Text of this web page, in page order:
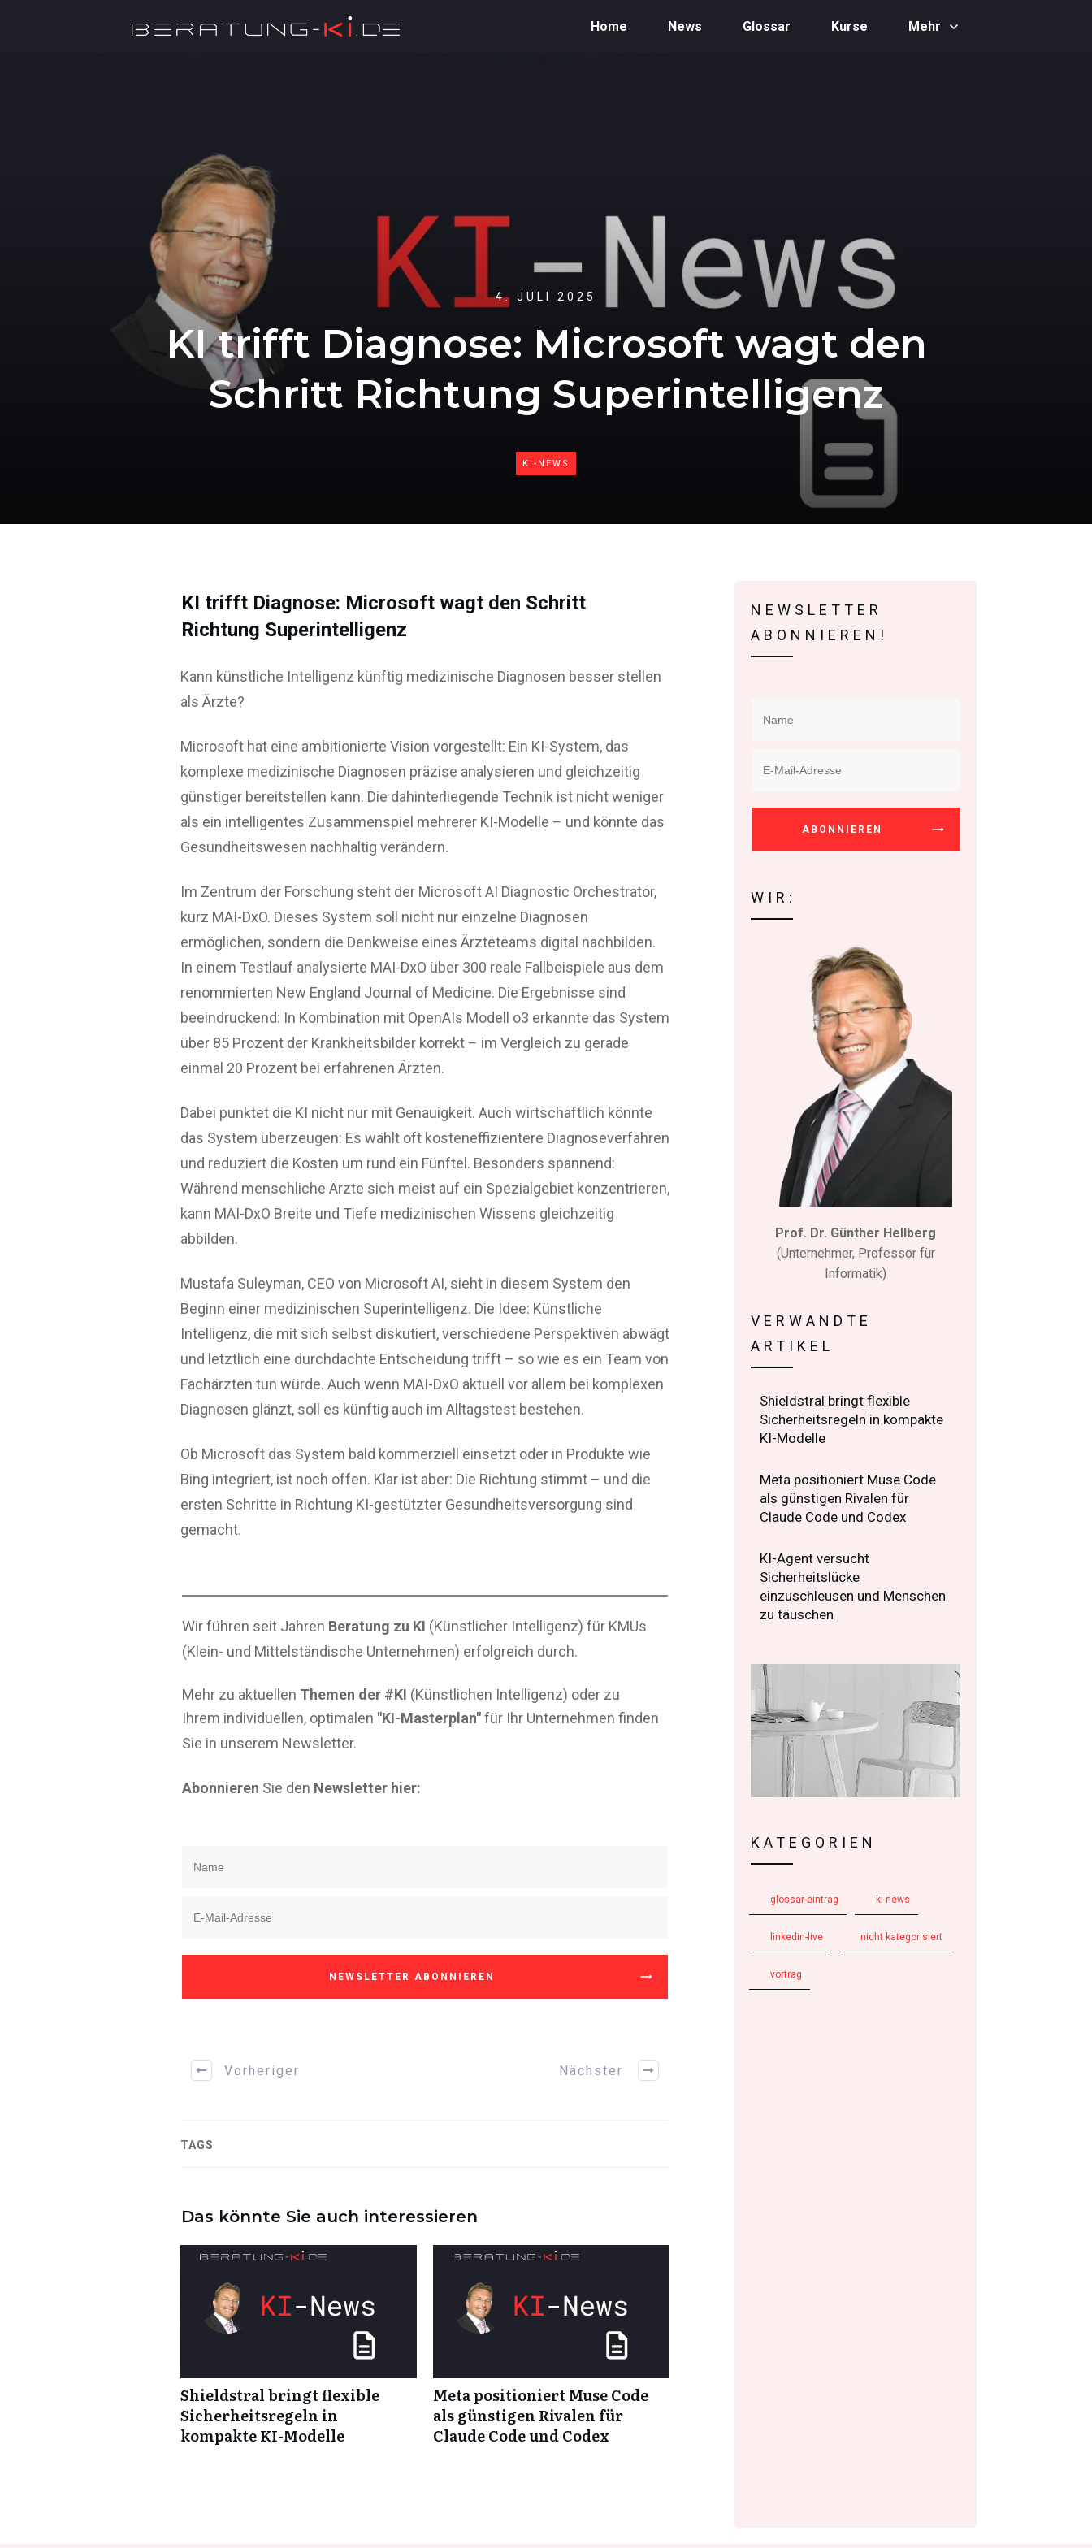
Home News Glossar Kurse Mehr
4. JULI 2025
KI trifft Diagnose: Microsoft wagt den
Schritt Richtung Superintelligenz
KI-NEWS
KI trifft Diagnose: Microsoft wagt den Schritt
Richtung Superintelligenz
Kann künstliche Intelligenz künftig medizinische Diagnosen besser stellen
als Ärzte?
Microsoft hat eine ambitionierte Vision vorgestellt: Ein KI-System, das
komplexe medizinische Diagnosen präzise analysieren und gleichzeitig
günstiger bereitstellen kann. Die dahinterliegende Technik ist nicht weniger
als ein intelligentes Zusammenspiel mehrerer KI-Modelle – und könnte das
Gesundheitswesen nachhaltig verändern.
Im Zentrum der Forschung steht der Microsoft AI Diagnostic Orchestrator,
kurz MAI-DxO. Dieses System soll nicht nur einzelne Diagnosen
ermöglichen, sondern die Denkweise eines Ärzteteams digital nachbilden.
In einem Testlauf analysierte MAI-DxO über 300 reale Fallbeispiele aus dem
renommierten New England Journal of Medicine. Die Ergebnisse sind
beeindruckend: In Kombination mit OpenAIs Modell o3 erkannte das System
über 85 Prozent der Krankheitsbilder korrekt – im Vergleich zu gerade
einmal 20 Prozent bei erfahrenen Ärzten.
Dabei punktet die KI nicht nur mit Genauigkeit. Auch wirtschaftlich könnte
das System überzeugen: Es wählt oft kosteneffizientere Diagnoseverfahren
und reduziert die Kosten um rund ein Fünftel. Besonders spannend:
Während menschliche Ärzte sich meist auf ein Spezialgebiet konzentrieren,
kann MAI-DxO Breite und Tiefe medizinischen Wissens gleichzeitig
abbilden.
Mustafa Suleyman, CEO von Microsoft AI, sieht in diesem System den
Beginn einer medizinischen Superintelligenz. Die Idee: Künstliche
Intelligenz, die mit sich selbst diskutiert, verschiedene Perspektiven abwägt
und letztlich eine durchdachte Entscheidung trifft – so wie es ein Team von
Fachärzten tun würde. Auch wenn MAI-DxO aktuell vor allem bei komplexen
Diagnosen glänzt, soll es künftig auch im Alltagstest bestehen.
Ob Microsoft das System bald kommerziell einsetzt oder in Produkte wie
Bing integriert, ist noch offen. Klar ist aber: Die Richtung stimmt – und die
ersten Schritte in Richtung KI-gestützter Gesundheitsversorgung sind
gemacht.
Wir führen seit Jahren Beratung zu KI (Künstlicher Intelligenz) für KMUs
(Klein- und Mittelständische Unternehmen) erfolgreich durch.
Mehr zu aktuellen Themen der #KI (Künstlichen Intelligenz) oder zu
Ihrem individuellen, optimalen "KI-Masterplan"für Ihr Unternehmen finden
Sie in unserem Newsletter.
Abonnieren Sie den Newsletter hier:
NEWSLETTER ABONNIEREN
Vorheriger Nächster
TAGS
Das könnte Sie auch interessieren
Shieldstral bringt flexible
Sicherheitsregeln in
kompakte KI-Modelle
Meta positioniert Muse Code
als günstigen Rivalen für
Claude Code und Codex
NEWSLETTER
ABONNIEREN!
ABONNIEREN
WIR:
Prof. Dr. Günther Hellberg
(Unternehmer, Professor für
Informatik)
VERWANDTE
ARTIKEL
Shieldstral bringt flexible
Sicherheitsregeln in kompakte
KI-Modelle
Meta positioniert Muse Code
als günstigen Rivalen für
Claude Code und Codex
KI-Agent versucht
Sicherheitslücke
einzuschleusen und Menschen
zu täuschen
KATEGORIEN
glossar-eintrag ki-news
linkedin-live nicht kategorisiert
vortrag